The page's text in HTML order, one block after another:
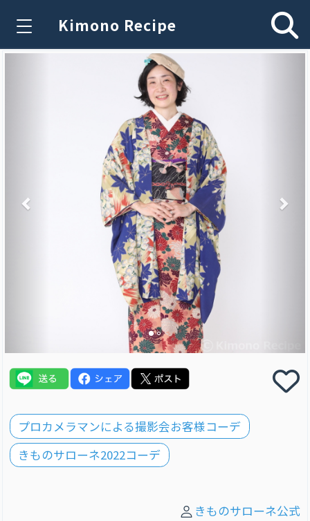
Kimono Recipe
プロカメラマンによる撮影会お客様コーデ
きものサローネ2022コーデ
きものサローネ公式